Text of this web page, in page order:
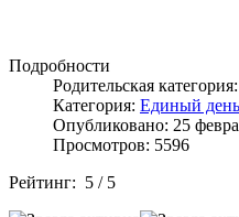
Подробности
Родительская
Категория: Единый
Опубликовано: 25
Просмотров: 5596
Рейтинг: 5 / 5